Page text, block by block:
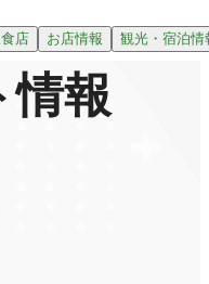
店 お店情報 観光・宿泊情
情報